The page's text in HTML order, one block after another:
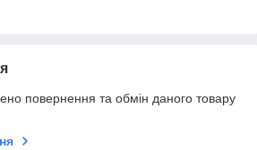
повернення та обмін даного товару